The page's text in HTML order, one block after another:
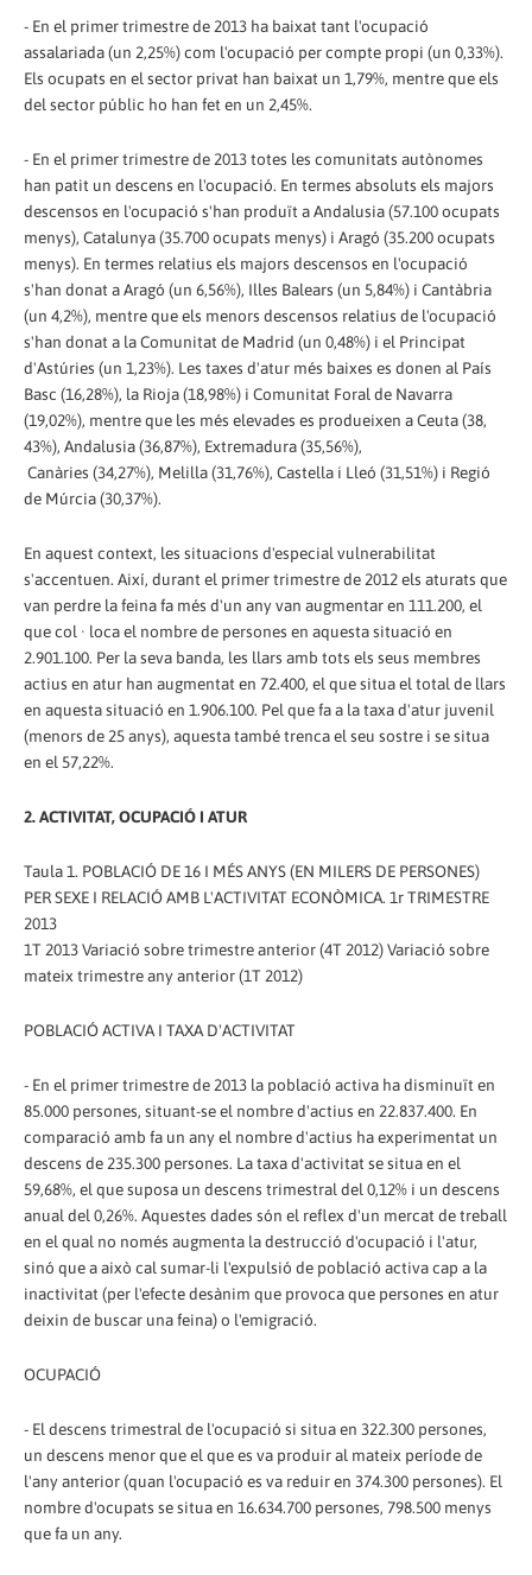
- En el primer trimestre de 2013 ha baixat tant l'ocupació
assalariada (un 2,25%) com l'ocupació per compte propi (un 0,33%).
Els ocupats en el sector privat han baixat un 1,79%, mentre que els
del sector públic ho han fet en un 2,45%.
- En el primer trimestre de 2013 totes les comunitats autònomes
han patit un descens en l'ocupació. En termes absoluts els majors
descensos en l'ocupació s'han produït a Andalusia (57.100 ocupats
menys), Catalunya (35.700 ocupats menys) i Aragó (35.200 ocupats
menys). En termes relatius els majors descensos en l'ocupació
s'han donat a Aragó (un 6,56%), Illes Balears (un 5,84%) i Cantàbria
(un 4,2%), mentre que els menors descensos relatius de l'ocupació
s'han donat a la Comunitat de Madrid (un 0,48%) i el Principat
d'Astúries (un 1,23%). Les taxes d'atur més baixes es donen al País
Basc (16,28%), la Rioja (18,98%) i Comunitat Foral de Navarra
(19,02%), mentre que les més elevades es produeixen a Ceuta (38,
43%), Andalusia (36,87%), Extremadura (35,56%),
Canàries (34,27%), Melilla (31,76%), Castella i Lleó (31,51%) i Regió
de Múrcia (30,37%).
En aquest context, les situacions d'especial vulnerabilitat
s'accentuen. Així, durant el primer trimestre de 2012 els aturats que
van perdre la feina fa més d'un any van augmentar en 111.200, el
que col · loca el nombre de persones en aquesta situació en
2.901.100. Per la seva banda, les llars amb tots els seus membres
actius en atur han augmentat en 72.400, el que situa el total de llars
en aquesta situació en 1.906.100. Pel que fa a la taxa d'atur juvenil
(menors de 25 anys), aquesta també trenca el seu sostre i se situa
en el 57,22%.
2. ACTIVITAT, OCUPACIÓ I ATUR
Taula 1. POBLACIÓ DE 16 I MÉS ANYS (EN MILERS DE PERSONES)
PER SEXE I RELACIÓ AMB L'ACTIVITAT ECONÒMICA. 1r TRIMESTRE
2013
1T 2013 Variació sobre trimestre anterior (4T 2012) Variació sobre
mateix trimestre any anterior (1T 2012)
POBLACIÓ ACTIVA I TAXA D'ACTIVITAT
- En el primer trimestre de 2013 la població activa ha disminuït en
85.000 persones, situant-se el nombre d'actius en 22.837.400. En
comparació amb fa un any el nombre d'actius ha experimentat un
descens de 235.300 persones. La taxa d'activitat se situa en el
59,68%, el que suposa un descens trimestral del 0,12% i un descens
anual del 0,26%. Aquestes dades són el reflex d'un mercat de treball
en el qual no només augmenta la destrucció d'ocupació i l'atur,
sinó que a això cal sumar-li l'expulsió de població activa cap a la
inactivitat (per l'efecte desànim que provoca que persones en atur
deixin de buscar una feina) o l'emigració.
OCUPACIÓ
- El descens trimestral de l'ocupació si situa en 322.300 persones,
un descens menor que el que es va produir al mateix període de
l'any anterior (quan l'ocupació es va reduir en 374.300 persones). El
nombre d'ocupats se situa en 16.634.700 persones, 798.500 menys
que fa un any.